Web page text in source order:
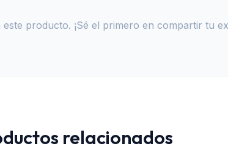
producto. ¡Sé el primero en compartir tu
relacionados